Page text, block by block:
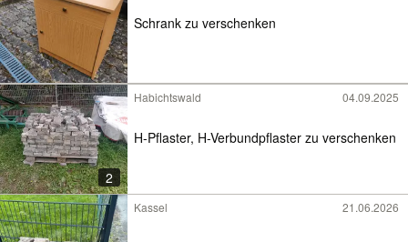
Schrank zu verschenken
2
Habichtswald 04.09.2025
H-Pflaster, H-Verbundpflaster zu verschenken
Kassel 21.06.2026